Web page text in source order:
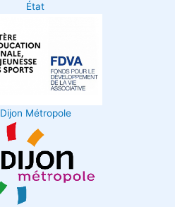
État
Dijon Métropole